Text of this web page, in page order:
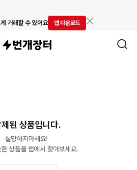
거래할 수 있어요 앱 다운로드
된 상품입니다.
실망하지마세요!
상품을 앱에서 찾아보세요.